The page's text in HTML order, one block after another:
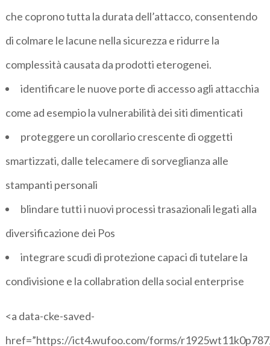
che coprono tutta la durata dell’attacco, consentendo
di colmare le lacune nella sicurezza e ridurre la
complessità causata da prodotti eterogenei.
identificare le nuove porte di accesso agli attacchia
come ad esempio la vulnerabilità dei siti dimenticati
proteggere un corollario crescente di oggetti
smartizzati, dalle telecamere di sorveglianza alle
stampanti personali
blindare tutti i nuovi processi trasazionali legati alla
diversificazione dei Pos
integrare scudi di protezione capaci di tutelare la
condivisione e la collabration della social enterprise
<a data-cke-saved-
href=”https://ict4.wufoo.com/forms/